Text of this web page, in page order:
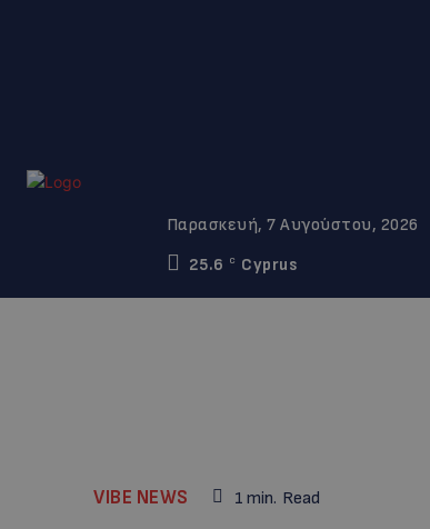
Παρασκευή, 7 Αυγούστου, 2026
25.6
C Cyprus
VIBE NEWS 1 min. Read